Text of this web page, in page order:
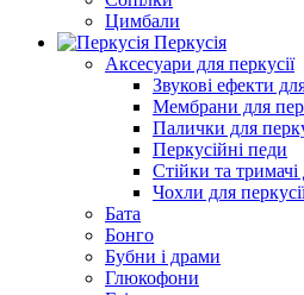
Цимбали
Перкусія
Аксесуари для перкусії
Звукові ефекти
Мембрани для
Палички для
Перкусійні педи
Стійки та тримачі
Чохли для
Бата
Бонго
Бубни і драми
Глюкофони